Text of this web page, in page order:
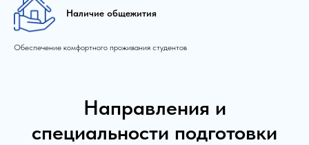
Наличие общежития
Обеспечение комфортного проживания студентов
Направления и
специальности подготовки